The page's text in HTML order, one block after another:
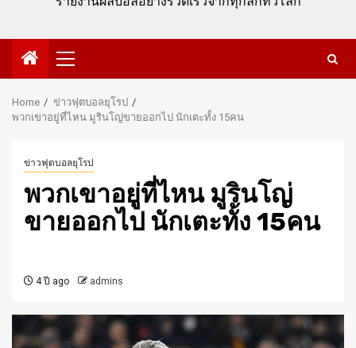
Primary
Menu
Home
ข่าวฟุตบอลยุโรป
พวกเขาอยู่ที่ไหน มูรินโญ่ขายออกไป นักเตะทั้ง 15คน
ข่าวฟุตบอลยุโรป
พวกเขาอยู่ที่ไหน มูรินโญ่
ขายออกไป นักเตะทั้ง 15คน
4 ปี ago admins